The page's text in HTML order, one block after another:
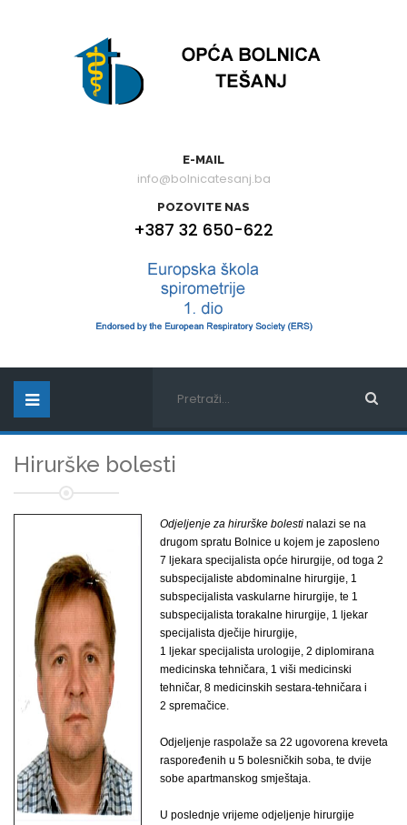
E-MAIL
info@bolnicatesanj.ba
POZOVITE NAS
+387 32 650-622
Hirurške bolesti
Odjeljenje za hirurške bolesti nalazi se na
drugom spratu Bolnice u kojem je zaposleno
7 ljekara specijalista opće hirurgije, od toga 2
subspecijaliste abdominalne hirurgije, 1
subspecijalista vaskularne hirurgije, te 1
subspecijalista torakalne hirurgije, 1 ljekar
specijalista dječije hirurgije,
1 ljekar specijalista urologije, 2 diplomirana
medicinska tehničara, 1 viši medicinski
tehničar, 8 medicinskih sestara-tehničara i
2 spremačice.
Odjeljenje raspolaže sa 22 ugovorena kreveta
raspoređenih u 5 bolesničkih soba, te dvije
sobe apartmanskog smještaja.
U poslednje vrijeme odjeljenje hirurgije